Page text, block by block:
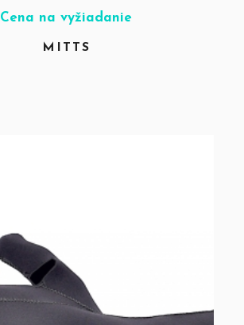
Cena na vyžiadanie
MITTS